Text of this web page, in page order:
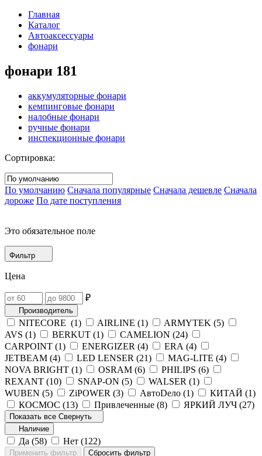
Главная
Каталог
Автоаксессуары
фонари
фонари 181
аккумуляторные фонари
кемпинговые фонари
налобные фонари
ручные фонари
инспекционные фонари
Сортировка:
По умолчанию Сначала популярные Сначала дешевле Сначала
дороже По дате поступления
Это обязательное поле
Фильтр
Цена
₽
Производитель
NITECORE (1) AIRLINE (1) ARMYTEK (5)
AVS (1) BERKUT (1) CAMELION (24)
CARPOINT (1) ENERGIZER (4) ERA (4)
JETBEAM (4) LED LENSER (21) MAG-LITE (4)
NOVA BRIGHT (1) OSRAM (6) PHILIPS (6)
REXANT (10) SNAP-ON (5) WALSER (1)
WUBEN (5) ZiPOWER (3) АвтоDело (1) КИТАЙ (1)
КОСМОС (13) Привлеченные (8) ЯРКИЙ ЛУЧ (27)
Показать все Свернуть
Наличие
Да (58) Нет (122)